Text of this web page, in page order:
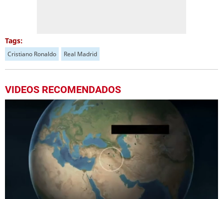
Tags:
Cristiano Ronaldo Real Madrid
VIDEOS RECOMENDADOS